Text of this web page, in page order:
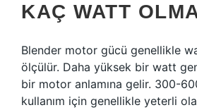
KAÇ WATT
Blender motor gücü genellikle
ölçülür. Daha yüksek bir watt
bir motor anlamına gelir. 300-
kullanım için genellikle yeterli